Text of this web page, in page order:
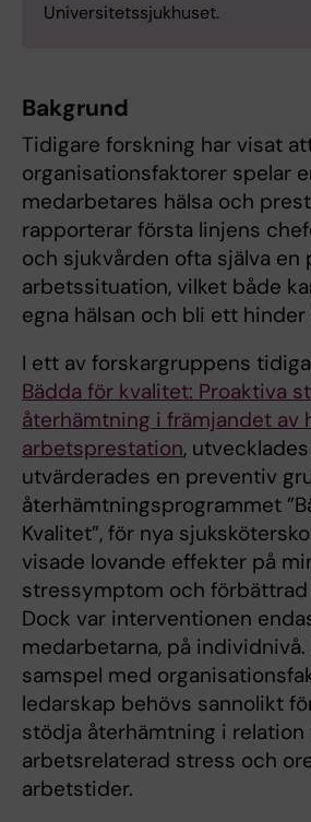
Universitetssjukhuset.
Bakgrund
Tidigare forskning har visat
organisationsfaktorer spelar
medarbetares hälsa och
rapporterar första linjens
och sjukvården ofta själva en
arbetssituation, vilket både
egna hälsan och bli ett
I ett av forskargruppens
Bädda för kvalitet: Proaktiva
återhämtning i främjandet av
arbetsprestation,
utvärderades en preventiv
återhämtningsprogrammet
Kvalitet”, för nya
visade lovande effekter på
stressymptom och
Dock var interventionen
medarbetarna, på individnivå.
samspel med
ledarskap behövs sannolikt
stödja återhämtning i relation
arbetsrelaterad stress och
arbetstider.